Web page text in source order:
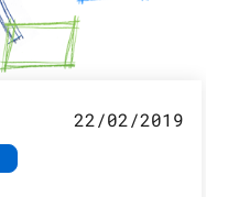
22/02/2019